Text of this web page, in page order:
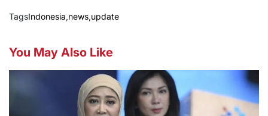
TagsIndonesia,news,update
You May Also Like